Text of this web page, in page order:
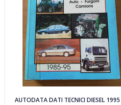
AUTODATA DATI TECNICI DIESEL 1995